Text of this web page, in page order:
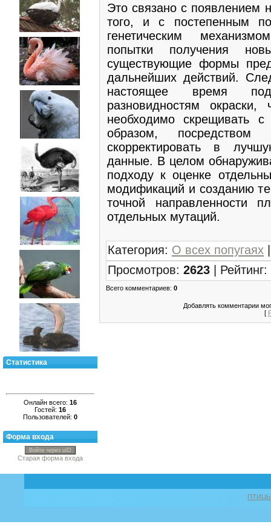
Статистика
Онлайн всего: 16
Гостей: 16
Пользователей: 0
Форма входа
Войти через uID
Старая форма входа
Это связано с появлением
того, и с постепенным
генетическим
попытки получения
существующие формы
дальнейших действий.
настоящее время
разновидностям
необходимо скрещивать
образом,
скорректировать в
данные. В целом
подходу к оценке
модификаций и созданию
точной направленности
отдельных мутаций.
Категория: О всех попугаях
Просмотров: 2623 | Рейтинг:
Всего комментариев: 0
Добавлять комментарии
[